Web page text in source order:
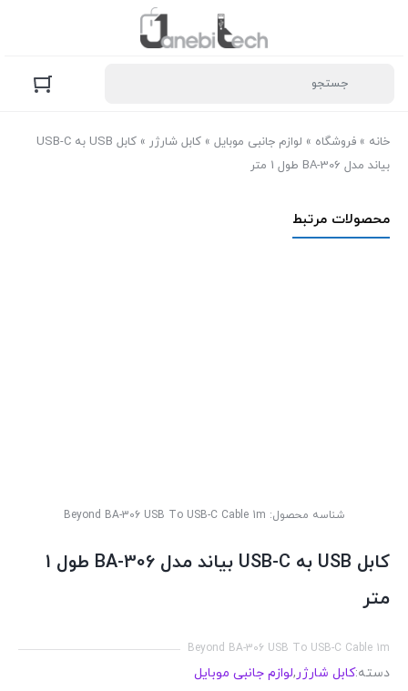
خانه » فروشگاه » لوازم جانبی موبایل » کابل شارژر »
کابل USB به USB-C
بیاند مدل BA-306 طول 1 متر
محصولات مرتبط
شناسه محصول: Beyond BA-306 USB To USB-C Cable 1m
کابل USB به USB-C بیاند مدل BA-306 طول 1
متر
Beyond BA-306 USB To USB-C Cable 1m
دسته:کابل شارژر,لوازم جانبی موبایل